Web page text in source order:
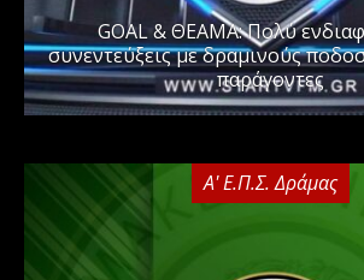
GOAL & ΘΕΑΜΑ: Πολύ
συνεντεύξεις με δραμινούς
παράγοντες
Α' Ε.Π.Σ. Δράμας